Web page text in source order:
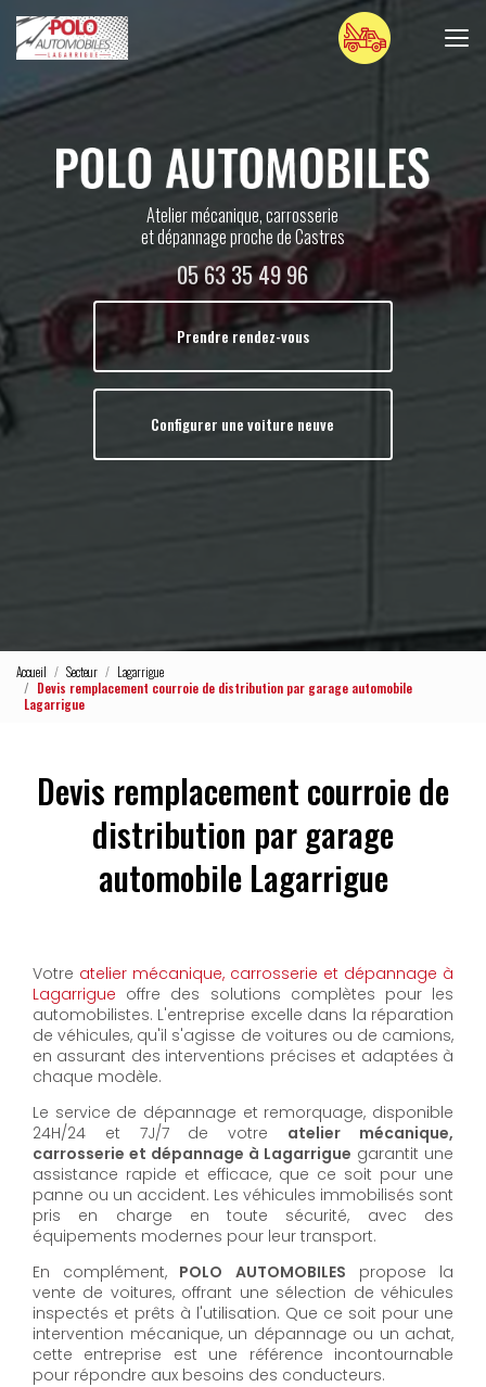
au
contenu
Atelier mécanique, carrosserie
et dépannage proche de Castres
05 63 35 49 96
Prendre rendez-vous
Configurer une voiture neuve
Accueil Secteur
Lagarrigue
Devis remplacement courroie de distribution par garage automobile
Lagarrigue
Devis remplacement courroie de
distribution par garage
automobile Lagarrigue
Votre atelier mécanique, carrosserie et dépannage à
Lagarrigue offre des solutions complètes pour les
automobilistes. L'entreprise excelle dans la réparation
de véhicules, qu'il s'agisse de voitures ou de camions,
en assurant des interventions précises et adaptées à
chaque modèle.
Le service de dépannage et remorquage, disponible
24H/24 et 7J/7 de votre atelier mécanique,
carrosserie et dépannage à Lagarrigue garantit une
assistance rapide et efficace, que ce soit pour une
panne ou un accident. Les véhicules immobilisés sont
pris en charge en toute sécurité, avec des
équipements modernes pour leur transport.
En complément, POLO AUTOMOBILES propose la
vente de voitures, offrant une sélection de véhicules
inspectés et prêts à l'utilisation. Que ce soit pour une
intervention mécanique, un dépannage ou un achat,
cette entreprise est une référence incontournable
pour répondre aux besoins des conducteurs.